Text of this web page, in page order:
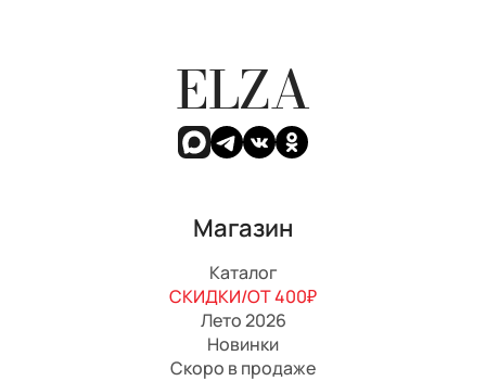
ELZA
Магазин
Каталог
СКИДКИ/ОТ 400₽
Лето 2026
Новинки
Скоро в продаже